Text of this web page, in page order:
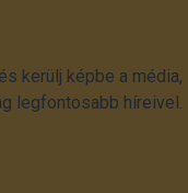
kerülj képbe a média,
legfontosabb híreivel.